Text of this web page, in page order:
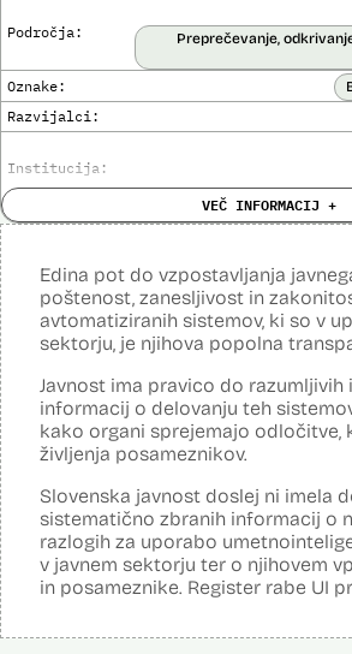
Področja:
Preprečevanje,
Oznake:
Razvijalci:
Institucija:
Cena:
Analiza učinka na osebne podatke
Posodobljeno: 3. december 2024
S pomočjo sistema policija ugotavlja
zavrnitve vstopa. S sistemom zajemajo izjave
obrazne fotografije v času postopka ter
podatke preverja v bazah podatkov policije
evidence dogodkov), evidenci iskanih oseb,
informacijskem sistemu, Vizumskem
S sistemom AFIS (Automated Fingerprint
Sistem za avtomatizirano identifikacijo
uporabi algoritmov za izdelavo in iskanje
znakov, je omogočena primerjava in iskanje
Brošura 60 let informacijsko
VEČ INFORMACIJ +
Edina pot do vzpostavljanja
poštenost, zanesljivost in
avtomatiziranih sistemov, ki so v
sektorju, je njihova popolna
Javnost ima pravico do razumljivih
informacij o delovanju teh
kako organi sprejemajo odločitve,
življenja posameznikov.
Slovenska javnost doslej ni imela
sistematično zbranih informacij o
razlogih za uporabo
v javnem sektorju ter o njihovem
in posameznike. Register rabe UI